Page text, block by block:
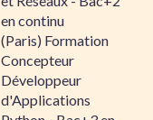
en continu
(Paris) Formation
Concepteur
Développeur
d'Applications